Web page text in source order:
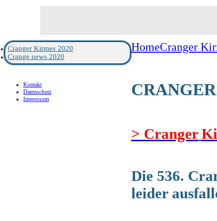
HomeCranger
> Cranger
Die 536.
leider
Cranger Kirmes 2020
Crange news 2020
Kontakt
Datenschutz
Impressum